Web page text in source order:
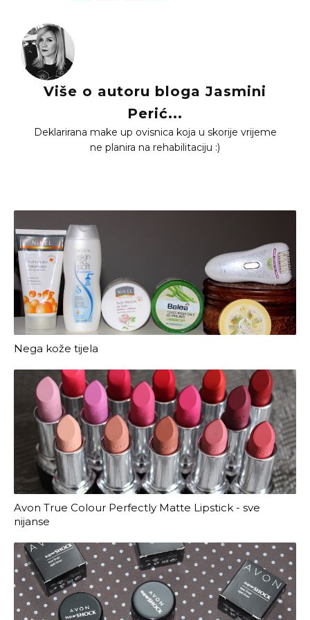
Više o autoru bloga Jasmini
Perić...
Deklarirana make up ovisnica koja u skorije vrijeme
ne planira na rehabilitaciju :)
Nega kože tijela
Avon True Colour Perfectly Matte Lipstick - sve
nijanse